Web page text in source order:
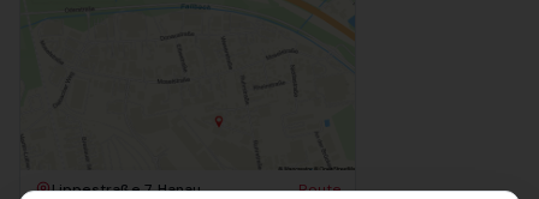
Lippestraße 7, Hanau Route